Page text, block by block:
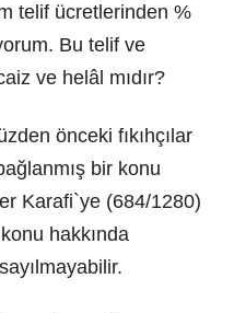
telif ücretlerinden %
Bu telif ve
ve helâl mıdır?
önceki fıkıhçılar
bir konu
Karafi`ye (684/1280)
hakkında